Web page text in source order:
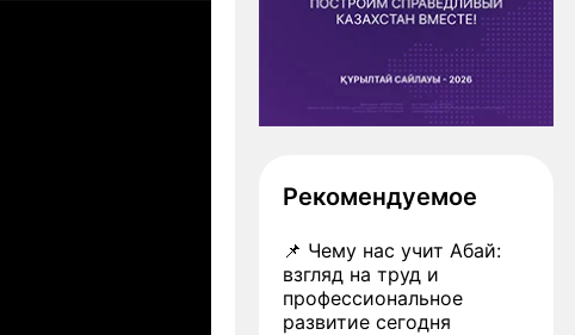
Рекомендуемое
📌 Чему нас учит Абай:
взгляд на труд и
профессиональное
развитие сегодня